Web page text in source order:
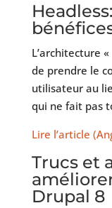
L’architecture
de prendre le
utilisateur au
qui ne fait pas
Lire l’article
Trucs et
Drupal 8